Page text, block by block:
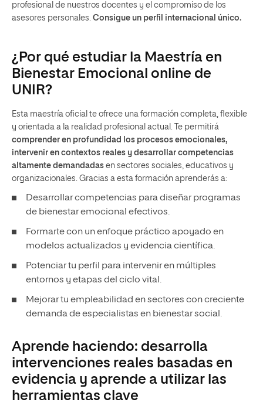
profesional de nuestros docentes y el compromiso de los
asesores personales. Consigue un perfil internacional único.
¿Por qué estudiar la Maestría en
Bienestar Emocional online de
UNIR?
Esta maestría oficial te ofrece una formación completa, flexible
y orientada a la realidad profesional actual. Te permitirá
comprender en profundidad los procesos emocionales,
intervenir en contextos reales y desarrollar competencias
altamente demandadas en sectores sociales, educativos y
organizacionales. Gracias a esta formación aprenderás a:
Desarrollar competencias para diseñar programas
de bienestar emocional efectivos.
Formarte con un enfoque práctico apoyado en
modelos actualizados y evidencia científica.
Potenciar tu perfil para intervenir en múltiples
entornos y etapas del ciclo vital.
Mejorar tu empleabilidad en sectores con creciente
demanda de especialistas en bienestar social.
Aprende haciendo: desarrolla
intervenciones reales basadas en
evidencia y aprende a utilizar las
herramientas clave